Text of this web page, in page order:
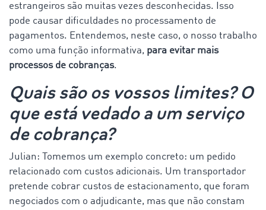
estrangeiros são muitas vezes desconhecidas. Isso
pode causar dificuldades no processamento de
pagamentos. Entendemos, neste caso, o nosso trabalho
como uma função informativa, para evitar mais
processos de cobranças.
Quais são os vossos limites? O
que está vedado a um serviço
de cobrança?
Julian: Tomemos um exemplo concreto: um pedido
relacionado com custos adicionais. Um transportador
pretende cobrar custos de estacionamento, que foram
negociados com o adjudicante, mas que não constam